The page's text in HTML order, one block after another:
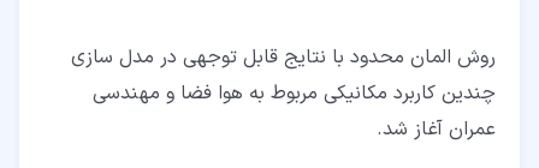
روش المان محدود با نتایج قابل توجهی در مدل سازی
چندین کاربرد مکانیکی مربوط به هوا فضا و مهندسی
عمران آغاز شد.